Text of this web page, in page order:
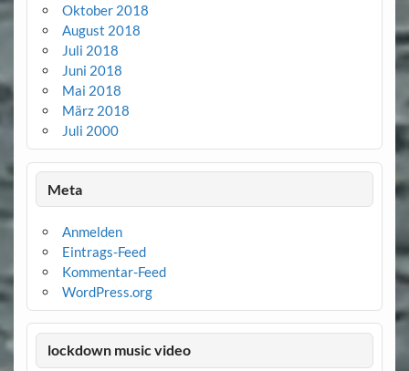
Oktober 2018
August 2018
Juli 2018
Juni 2018
Mai 2018
März 2018
Juli 2000
Meta
Anmelden
Eintrags-Feed
Kommentar-Feed
WordPress.org
lockdown music video